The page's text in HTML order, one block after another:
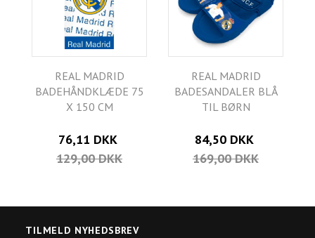
REAL MADRID
BADEHÅNDKLÆDE 75
X 150 CM
76,11 DKK
129,00 DKK
REAL MADRID
BADESANDALER BLÅ
TIL BØRN
84,50 DKK
169,00 DKK
TILMELD NYHEDSBREV